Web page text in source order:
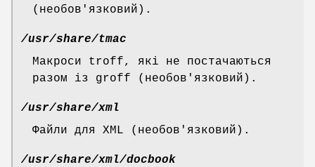
(необов'язковий).
/usr/share/tmac
Макроси troff, які не постачаються
разом із groff (необов'язковий).
/usr/share/xml
Файли для XML (необов'язковий).
/usr/share/xml/docbook